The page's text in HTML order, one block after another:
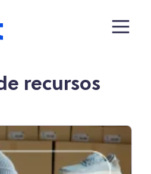
recursos